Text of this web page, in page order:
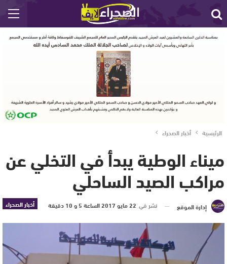
الرئيسية أخبار الصحراء
ميناء الوطية يبدأ في التخلي عن
مراكب الصيد الساحلي
أخبار الصحراء إدارة الموقع نشر في 22 مايو 2017 الساعة 5 و 10 دقيقة